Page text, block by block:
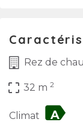
Rez de
crop_free 32 m 2
Climat label